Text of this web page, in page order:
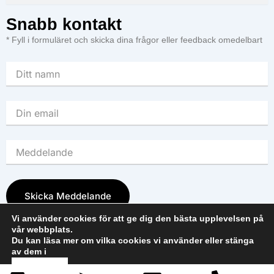
Snabb kontakt
* Fyll i formuläret och skicka dina frågor eller feedback omedelbart
Skicka Meddelande
Vi använder cookies för att ge dig den bästa upplevelsen på
vår webbplats.
Du kan läsa mer om vilka cookies vi använder eller stänga
av dem i